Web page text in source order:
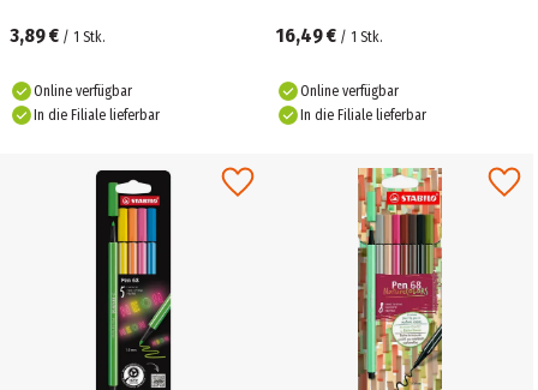
3,89 € / 1 Stk.
Online verfügbar
In die Filiale lieferbar
16,49 € / 1 Stk.
Online verfügbar
In die Filiale lieferbar